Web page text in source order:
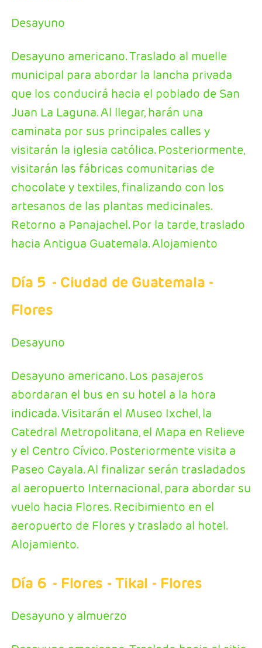
Desayuno
Desayuno americano. Traslado al muelle
municipal para abordar la lancha privada
que los conducirá hacia el poblado de San
Juan La Laguna. Al llegar, harán una
caminata por sus principales calles y
visitarán la iglesia católica. Posteriormente,
visitarán las fábricas comunitarias de
chocolate y textiles, finalizando con los
artesanos de las plantas medicinales.
Retorno a Panajachel. Por la tarde, traslado
hacia Antigua Guatemala. Alojamiento
Día 5 - Ciudad de Guatemala -
Flores
Desayuno
Desayuno americano. Los pasajeros
abordaran el bus en su hotel a la hora
indicada. Visitarán el Museo Ixchel, la
Catedral Metropolitana, el Mapa en Relieve
y el Centro Cívico. Posteriormente visita a
Paseo Cayala. Al finalizar serán trasladados
al aeropuerto Internacional, para abordar su
vuelo hacia Flores. Recibimiento en el
aeropuerto de Flores y traslado al hotel.
Alojamiento.
Día 6 - Flores - Tikal - Flores
Desayuno y almuerzo